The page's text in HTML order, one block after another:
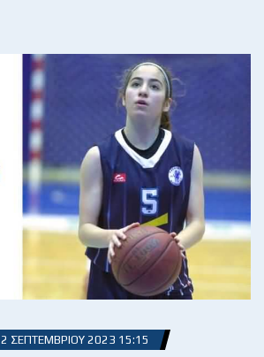
2 ΣΕΠΤΕΜΒΡΊΟΥ 2023 15:15